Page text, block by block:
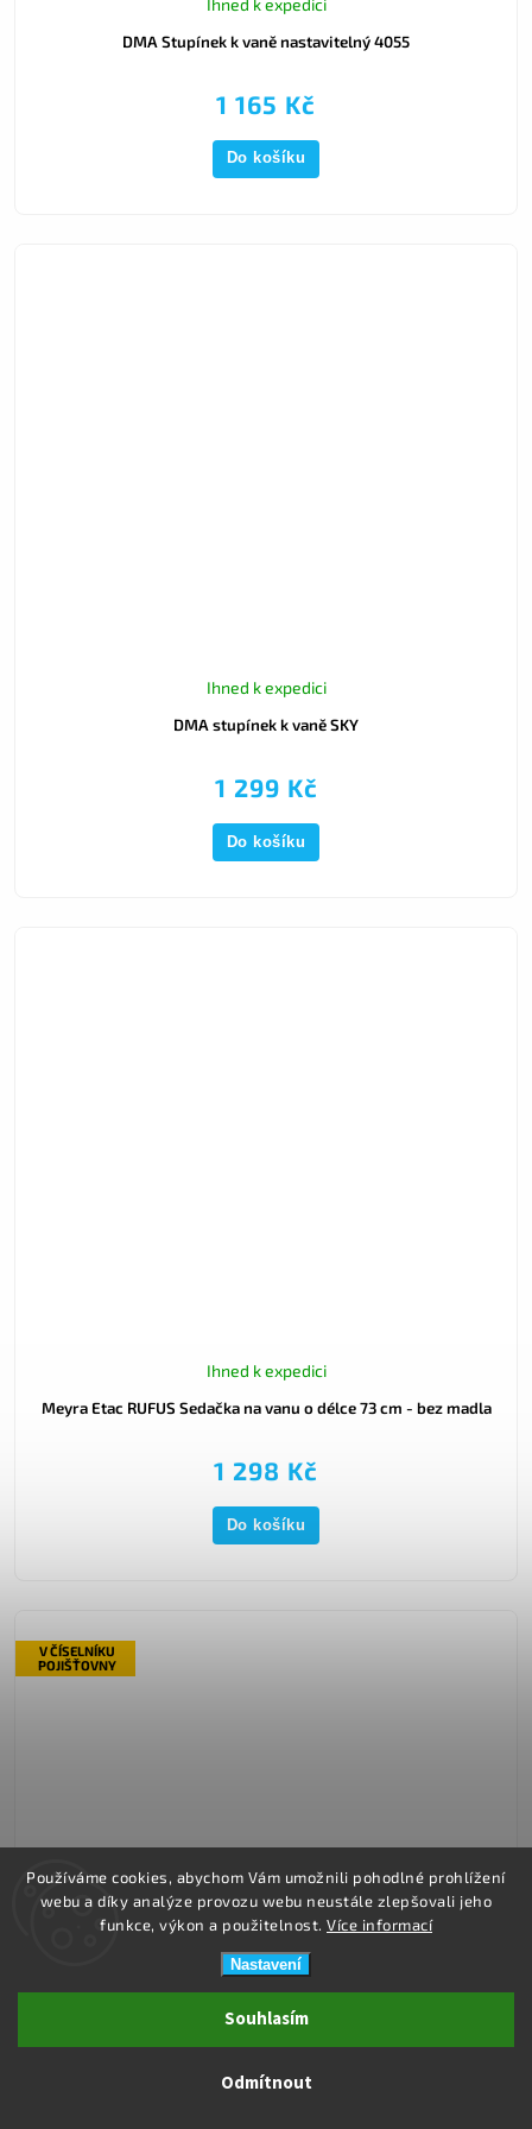
Používáme cookies, abychom Vám umožnili pohodlné prohlížení
webu a díky analýze provozu webu neustále zlepšovali jeho
funkce, výkon a použitelnost. Více informací
Nastavení
Odmítnout
Souhlasím
DMA Stupínek k vaně nastavitelný 4055
Ihned k expedici
1 165 Kč
Do košíku
DMA stupínek k vaně SKY
Ihned k expedici
1 299 Kč
Do košíku
Meyra Etac RUFUS Sedačka na vanu o délce 73 cm - bez madla
Ihned k expedici
1 298 Kč
Do košíku
V ČÍSELNÍKU
POJIŠŤOVNY
MEYRA Sedačka do vany DUBASTAR - 3016742